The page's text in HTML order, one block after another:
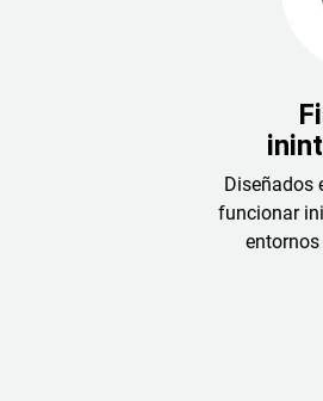
Diseñados
funcionar